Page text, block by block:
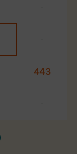
-
-
443
-